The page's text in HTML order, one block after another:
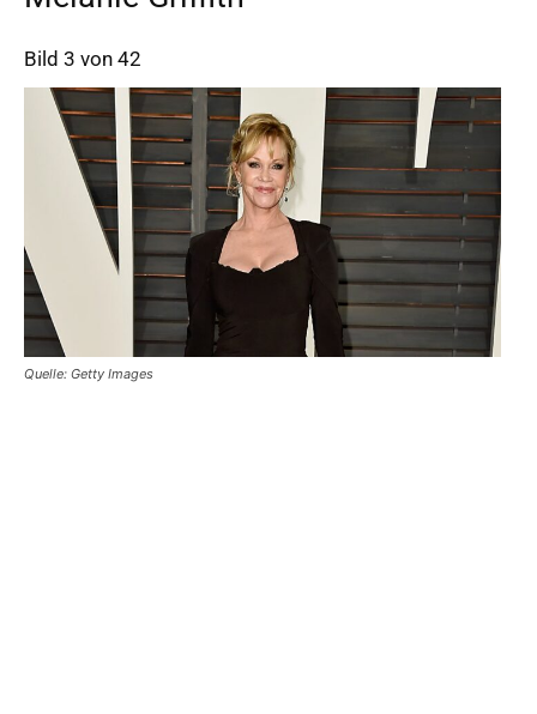
Bild 3 von 42
Quelle: Getty Images